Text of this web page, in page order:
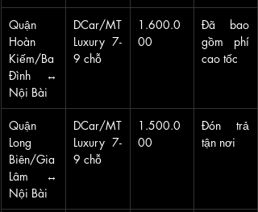
Quận
Hoàn
Kiếm/Ba
Đình ↔
Nội Bài
DCar/MT
Luxury 7-
9 chỗ
1.600.0
00
Đã bao
gồm phí
cao tốc
Quận
Long
Biên/Gia
Lâm ↔
Nội Bài
DCar/MT
Luxury 7-
9 chỗ
1.500.0
00
Đón trả
tận nơi